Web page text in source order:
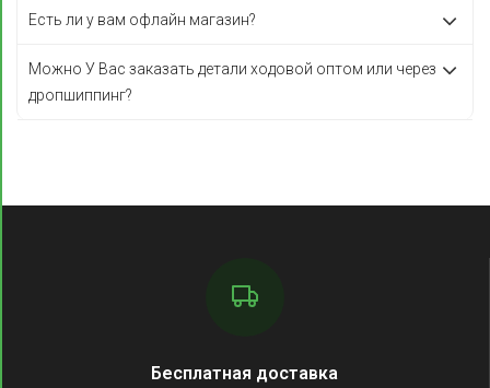
Есть ли у вам офлайн магазин?
Можно У Вас заказать детали ходовой оптом или через
дропшиппинг?
Бесплатная доставка